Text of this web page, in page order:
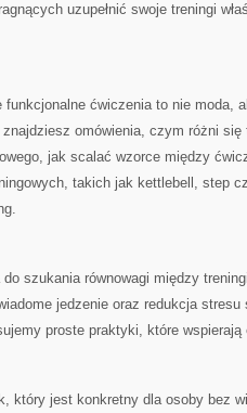
uzupełnić swoje treningi
funkcjonalne ćwiczenia to nie moda,
omówienia, czym różni
jak scalać wzorce między
takich jak kettlebell, step
szukania równowagi między
jedzenie oraz redukcja
proste praktyki, które wspierają
który jest konkretny dla osoby bez